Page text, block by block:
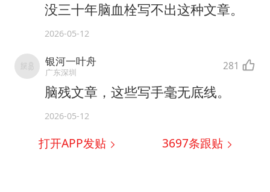
没三十年脑血栓写不出这种文章。
2026-05-12
银河一叶舟
广东深圳 281
脑残文章，这些写手毫无底线。
2026-05-12
打开APP发贴 3697条跟贴